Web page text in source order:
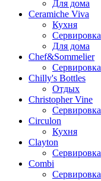
Для дома
Ceramiche Viva
Кухня
Сервировка
Для дома
Chef&Sommelier
Сервировка
Chilly's Bottles
Отдых
Christopher Vine
Сервировка
Circulon
Кухня
Clayton
Сервировка
Combi
Сервировка